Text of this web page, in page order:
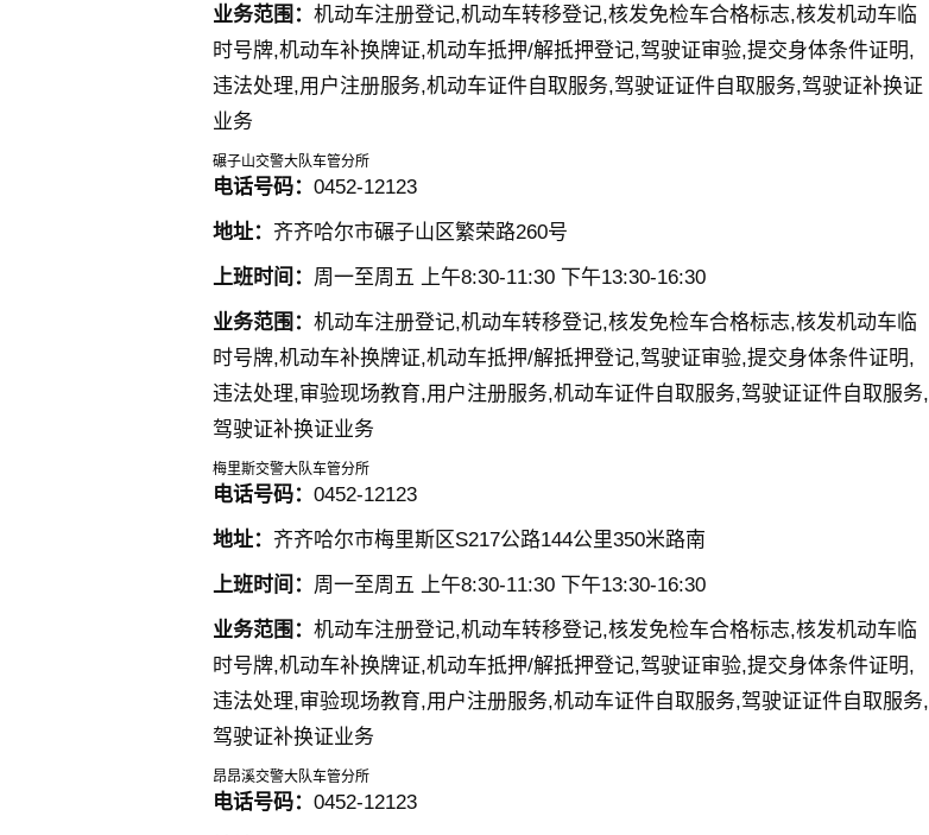
业务范围： 机动车注册登记,机动车转移登记,核发免检车合格标志,核发机动车临
时号牌,机动车补换牌证,机动车抵押/解抵押登记,驾驶证审验,提交身体条件证明,
违法处理,用户注册服务,机动车证件自取服务,驾驶证证件自取服务,驾驶证补换证
业务
碾子山交警大队车管分所
电话号码： 0452-12123
地址： 齐齐哈尔市碾子山区繁荣路260号
上班时间： 周一至周五 上午8:30-11:30 下午13:30-16:30
业务范围： 机动车注册登记,机动车转移登记,核发免检车合格标志,核发机动车临
时号牌,机动车补换牌证,机动车抵押/解抵押登记,驾驶证审验,提交身体条件证明,
违法处理,审验现场教育,用户注册服务,机动车证件自取服务,驾驶证证件自取服务,
驾驶证补换证业务
梅里斯交警大队车管分所
电话号码： 0452-12123
地址： 齐齐哈尔市梅里斯区S217公路144公里350米路南
上班时间： 周一至周五 上午8:30-11:30 下午13:30-16:30
业务范围： 机动车注册登记,机动车转移登记,核发免检车合格标志,核发机动车临
时号牌,机动车补换牌证,机动车抵押/解抵押登记,驾驶证审验,提交身体条件证明,
违法处理,审验现场教育,用户注册服务,机动车证件自取服务,驾驶证证件自取服务,
驾驶证补换证业务
昂昂溪交警大队车管分所
电话号码： 0452-12123